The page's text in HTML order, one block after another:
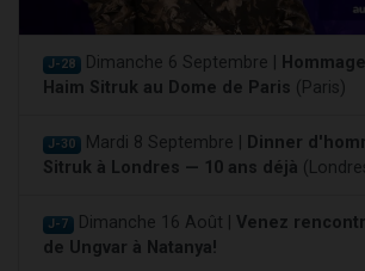
J-28 Dimanche 6 Septembre |
Haim Sitruk au Dome de Paris (Paris)
J-30 Mardi 8 Septembre |
Dinner
Sitruk à Londres — 10 ans déjà
J-7 Dimanche 16 Août | Venez
de Ungvar à Natanya!